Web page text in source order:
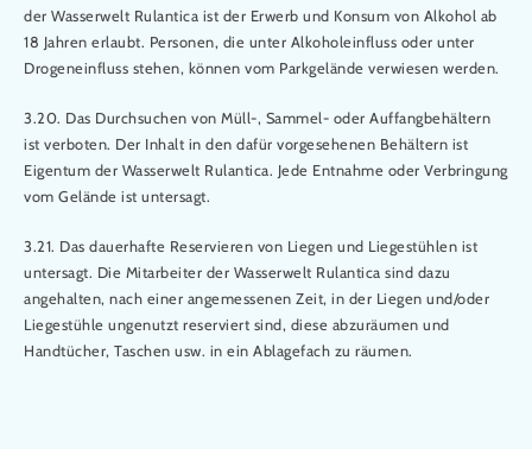
der Wasserwelt Rulantica ist der Erwerb und Konsum von Alkohol ab
18 Jahren erlaubt. Personen, die unter Alkoholeinfluss oder unter
Drogeneinfluss stehen, können vom Parkgelände verwiesen werden.
3.20. Das Durchsuchen von Müll-, Sammel- oder Auffangbehältern
ist verboten. Der Inhalt in den dafür vorgesehenen Behältern ist
Eigentum der Wasserwelt Rulantica. Jede Entnahme oder Verbringung
vom Gelände ist untersagt.
3.21. Das dauerhafte Reservieren von Liegen und Liegestühlen ist
untersagt. Die Mitarbeiter der Wasserwelt Rulantica sind dazu
angehalten, nach einer angemessenen Zeit, in der Liegen und/oder
Liegestühle ungenutzt reserviert sind, diese abzuräumen und
Handtücher, Taschen usw. in ein Ablagefach zu räumen.